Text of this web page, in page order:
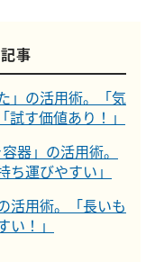
事
」の活用術。「気
す価値あり！」
器」の活用術。
ち運びやすい」
活用術。「長いも
！」